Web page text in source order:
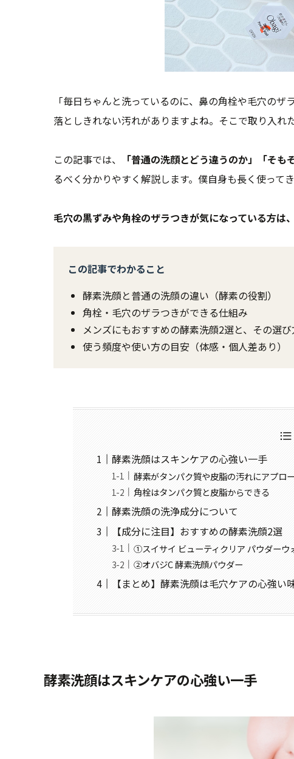
「毎日ちゃんと洗っているのに、鼻の角栓や毛穴の
落としきれない汚れがありますよね。そこで取り入れ
この記事では、 「普通の洗顔とどう違うのか」「そも
るべく分かりやすく解説します。僕自身も長く使って
毛穴の黒ずみや角栓のザラつきが気になっている方は
この記事でわかること
酵素洗顔と普通の洗顔の違い（酵素の役割）
角栓・毛穴のザラつきができる仕組み
メンズにもおすすめの酵素洗顔2選と、その選
使う頻度や使い方の目安（体感・個人差あり）
酵素洗顔はスキンケアの心強い一手
酵素がタンパク質や皮脂の汚れにアプロ
角栓はタンパク質と皮脂からできる
酵素洗顔の洗浄成分について
【成分に注目】おすすめの酵素洗顔2選
①スイサイ ビューティクリア パウダーウ
②オバジC 酵素洗顔パウダー
【まとめ】酵素洗顔は毛穴ケアの心強い
酵素洗顔はスキンケアの心強い一手